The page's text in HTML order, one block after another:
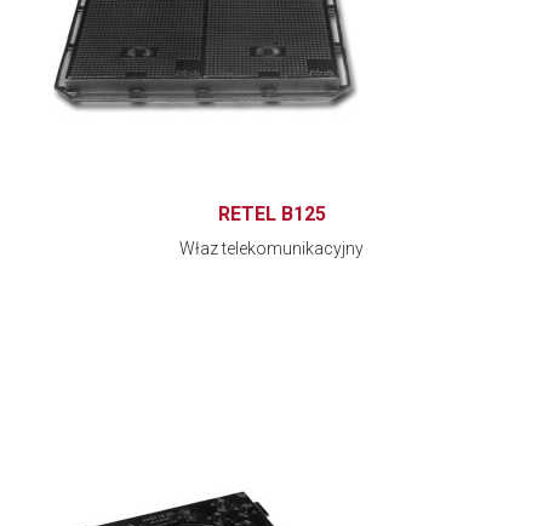
RETEL B125
Właz telekomunikacyjny